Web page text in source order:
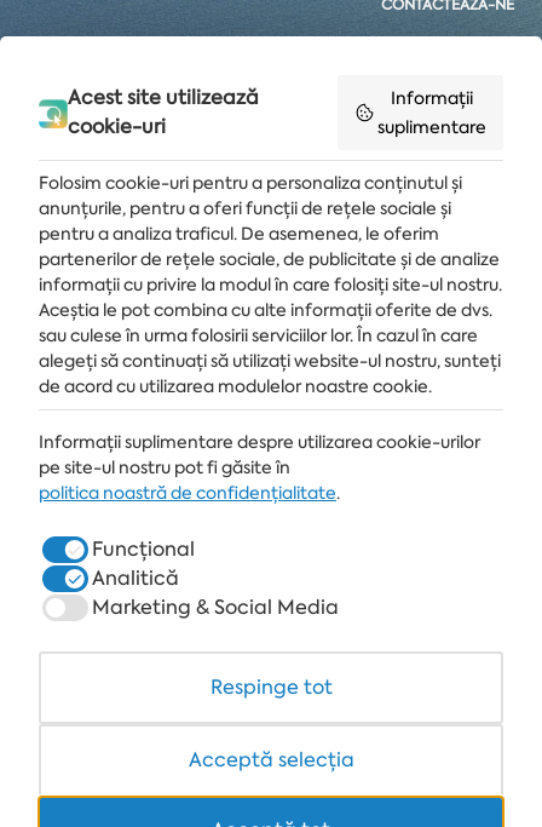
CONTACTEAZA-NE
Primește ultimele știri și oferte livrate direct în căsuța de e-mail
MĂ ABONEZ
STAȚIUNE
ALBENA.BG
COWORKING
Acest site utilizează
cookie-uri
Informații
suplimentare
Folosim cookie-uri pentru a personaliza conținutul și
anunțurile, pentru a oferi funcții de rețele sociale și
pentru a analiza traficul. De asemenea, le oferim
partenerilor de rețele sociale, de publicitate și de analize
informații cu privire la modul în care folosiți site-ul nostru.
Aceștia le pot combina cu alte informații oferite de dvs.
sau culese în urma folosirii serviciilor lor. În cazul în care
alegeți să continuați să utilizați website-ul nostru, sunteți
de acord cu utilizarea modulelor noastre cookie.
Informații suplimentare despre utilizarea cookie-urilor
pe site-ul nostru pot fi găsite în
politica noastră de confidențialitate.
Funcțional
Analitică
Marketing & Social Media
Respinge tot
Acceptă selecția